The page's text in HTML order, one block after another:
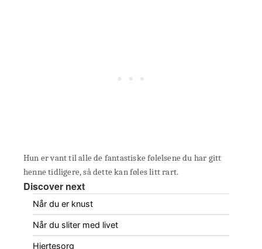
Hun er vant til alle de fantastiske følelsene du har gitt
henne tidligere, så dette kan føles litt rart.
Discover next
Når du er knust
Når du sliter med livet
Hjertesorg